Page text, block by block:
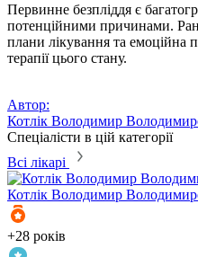
Первинне безпліддя є
потенційними причинами.
плани лікування та емоційна
терапії цього стану.
Автор:
Котлік Володимир
Спеціалісти в цій категорії
Всі лікарі
Котлік Володимир
+28 років